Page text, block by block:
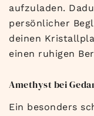
aufzuladen.
persönlicher
deinen
einen ruhigen
Amethyst bei
Ein besonders